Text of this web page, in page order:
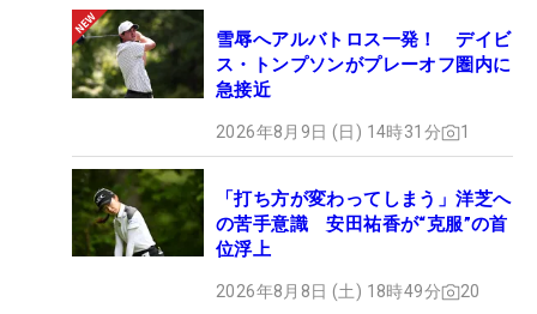
雪辱へアルバトロス一発！ デイビ
ス・トンプソンがプレーオフ圏内に
急接近
2026年8月9日 (日) 14時31分 1
「打ち方が変わってしまう」洋芝へ
の苦手意識 安田祐香が“克服”の首
位浮上
2026年8月8日 (土) 18時49分 20